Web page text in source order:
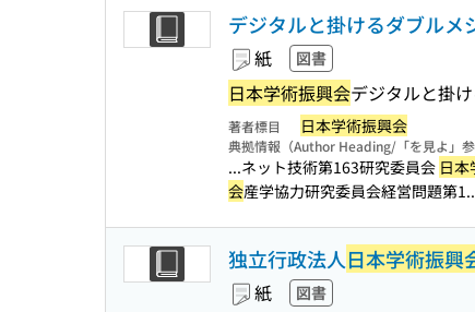
デジタルと掛けるダブルメ
紙 図書
日本学術振興会デジタルと掛
著者標目 日本学術振興会
典拠情報（Author Heading/「を見よ」参
...ネット技術第163研究委員会 日
会産学協力研究委員会経営問題第
独立行政法人日本学術振興
紙 図書